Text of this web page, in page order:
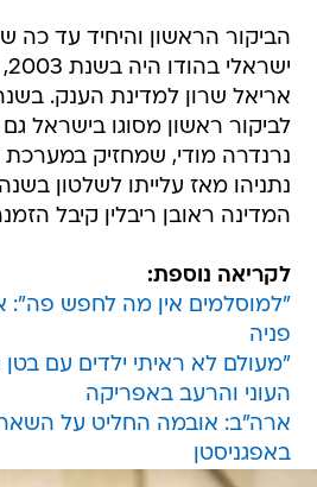
הביקור הראשון והיחיד עד
אריאל שרון למדינת הענק.
לביקור ראשון מסוגו בישראל
נרנדרה מודי, שמחזיק במערכת
נתניהו מאז עלייתו לשלטון
המדינה ראובן ריבלין קיבל
לקריאה נוספת:
"למוסלמים אין מה לחפש פה":
פניה
"מעולם לא ראיתי ילדים עם
העוני והרעב באפריקה
ארה"ב: אובמה החליט על
באפגניסטן